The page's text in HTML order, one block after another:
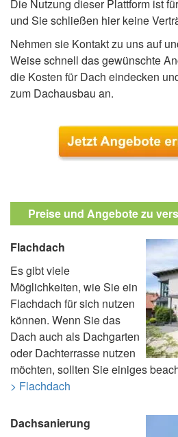
Die Nutzung dieser Plattform ist
und Sie schließen hier keine
Nehmen sie Kontakt zu uns auf
Weise schnell das gewünschte
die Kosten für Dach eindecken
zum Dachausbau an.
Preise und Angebote zu
Flachdach
Es gibt viele
Möglichkeiten, wie Sie ein
Flachdach für sich nutzen
können. Wenn Sie das
Dach auch als Dachgarten
oder Dachterrasse nutzen
möchten, sollten Sie einiges
> Flachdach
Dachsanierung